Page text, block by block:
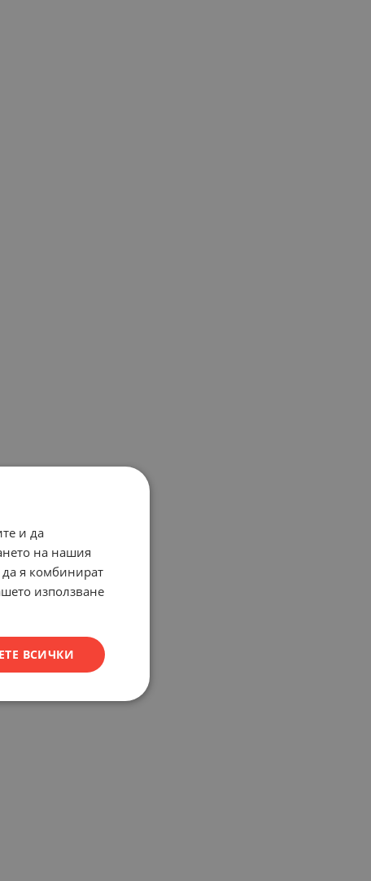
и да
на нашия
я комбинират
използване
ВСИЧКИ